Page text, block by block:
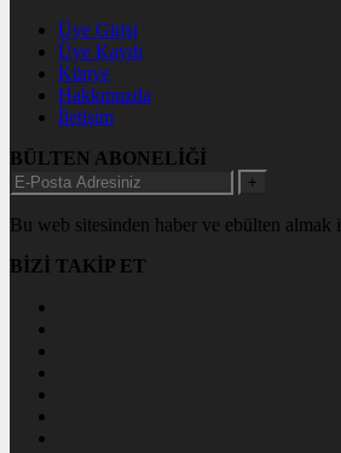
Üye Girişi
Üye Kaydı
Künye
Hakkımızda
İletişim
BÜLTEN ABONELİĞİ
+
Bu web sitesinden haber ve ebülten almak
BİZİ TAKİP ET